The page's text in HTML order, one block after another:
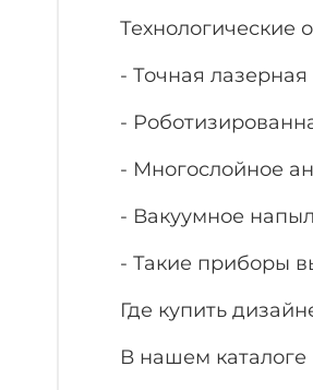
Технологические
- Точная
-
- Многослойное
- Вакуумное
- Такие приборы
Где купить
В нашем